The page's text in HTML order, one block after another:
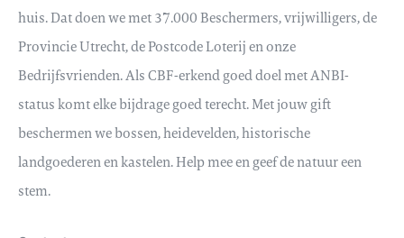
huis. Dat doen we met 37.000 Beschermers, vrijwilligers, de
Provincie Utrecht, de Postcode Loterij en onze
Bedrijfsvrienden. Als CBF-erkend goed doel met ANBI-
status komt elke bijdrage goed terecht. Met jouw gift
beschermen we bossen, heidevelden, historische
landgoederen en kastelen. Help mee en geef de natuur een
stem.